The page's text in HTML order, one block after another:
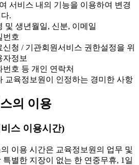
서비스 내의 기능을 이용하여 변경
.
및 생년월일, 신분, 이메일
호
청 / 기관회원서비스 권한설정을 위
자정보
호 등 개인 연락처
교육정보원이 인정하는 경미한 사항
의 이용
스 이용시간)
이용 시간은 교육정보원의 업무 및
특별한 지장이 없는 한 연중무휴, 1일